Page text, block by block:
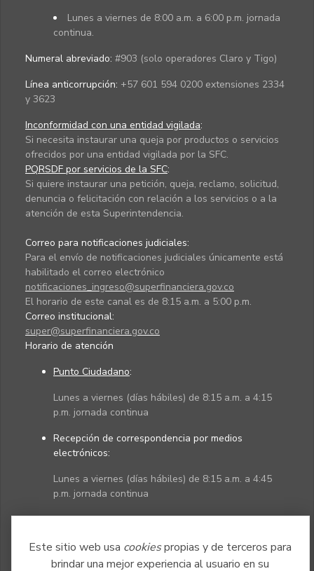
Este sitio web usa cookiespropias y de terceros para
brindar una mejor experiencia al usuario en su
Lunes a viernes de 8:00 a.m. a 6:00 p.m. jornada
continua.
Numeral abreviado: #903 (solo operadores Claro y Tigo)
Línea anticorrupción: +57 601 594 0200 extensiones 2334
y 3623
Inconformidad con una entidad vigilada:
Si necesita instaurar una queja por productos o servicios
ofrecidos por una entidad vigilada por la SFC.
PQRSDF por servicios de la SFC:
Si quiere instaurar una petición, queja, reclamo, solicitud,
denuncia o felicitación con relación a los servicios o a la
atención de esta Superintendencia.
Correo para notificaciones judiciales:
Para el envío de notificaciones judiciales únicamente está
habilitado el correo electrónico
notificaciones_ingreso@superfinanciera.gov.co
El horario de este canal es de 8:15 a.m. a 5:00 p.m.
Correo institucional:
super@superfinanciera.gov.co
Horario de atención
Punto Ciudadano:
Lunes a viernes (días hábiles) de 8:15 a.m. a 4:15
p.m. jornada continua
Recepción de correspondencia por medios
electrónicos:
Lunes a viernes (días hábiles) de 8:15 a.m. a 4:45
p.m. jornada continua